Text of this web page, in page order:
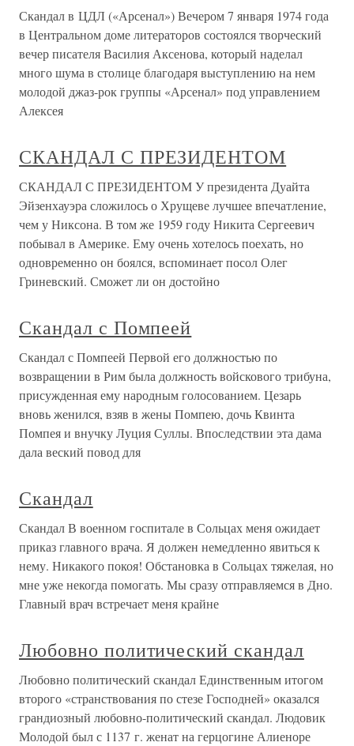
Скандал в ЦДЛ («Арсенал») Вечером 7 января 1974 года
в Центральном доме литераторов состоялся творческий
вечер писателя Василия Аксенова, который наделал
много шума в столице благодаря выступлению на нем
молодой джаз-рок группы «Арсенал» под управлением
Алексея
СКАНДАЛ С ПРЕЗИДЕНТОМ
СКАНДАЛ С ПРЕЗИДЕНТОМ У президента Дуайта
Эйзенхауэра сложилось о Хрущеве лучшее впечатление,
чем у Никсона. В том же 1959 году Никита Сергеевич
побывал в Америке. Ему очень хотелось поехать, но
одновременно он боялся, вспоминает посол Олег
Гриневский. Сможет ли он достойно
Скандал с Помпеей
Скандал с Помпеей Первой его должностью по
возвращении в Рим была должность войскового трибуна,
присужденная ему народным голосованием. Цезарь
вновь женился, взяв в жены Помпею, дочь Квинта
Помпея и внучку Луция Суллы. Впоследствии эта дама
дала веский повод для
Скандал
Скандал В военном госпитале в Сольцах меня ожидает
приказ главного врача. Я должен немедленно явиться к
нему. Никакого покоя! Обстановка в Сольцах тяжелая, но
мне уже некогда помогать. Мы сразу отправляемся в Дно.
Главный врач встречает меня крайне
Любовно политический скандал
Любовно политический скандал Единственным итогом
второго «странствования по стезе Господней» оказался
грандиозный любовно-политический скандал. Людовик
Молодой был с 1137 г. женат на герцогине Алиеноре